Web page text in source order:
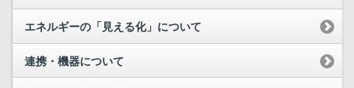
エネルギーの「見える化」について
連携・機器について